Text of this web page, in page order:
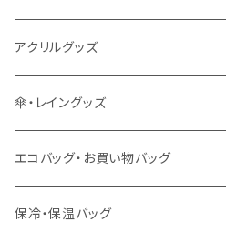
猛暑グッズ
冷感グッズ
イージーオーダーTシャツ（海外生産）
名入れタオル
今治タオル
泉州おくばりタオル
冷感タオル
アクリルグッズ
キーホルダー
スタンド
バッジ
傘・レイングッズ
傘
ポンチョ
エコバッグ・お買い物バッグ
ポリエステル
保冷・保温バッグ